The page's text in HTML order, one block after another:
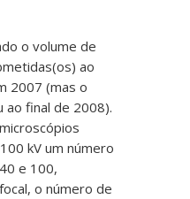
o volume de
ao
2007 (mas o
ao final de 2008).
kV um número
e 100,
o número de